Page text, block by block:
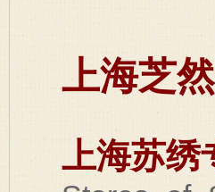
上海芝
上海苏绣